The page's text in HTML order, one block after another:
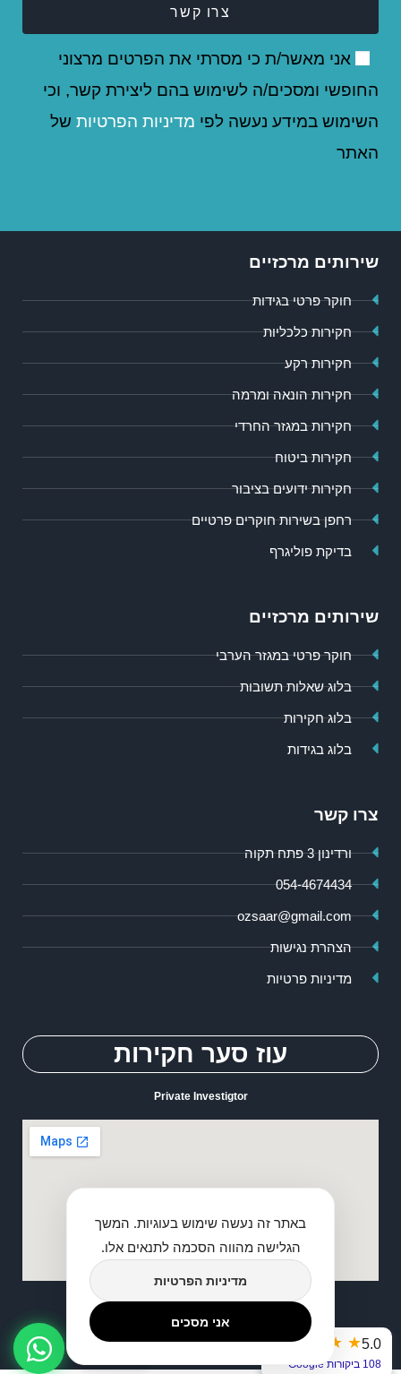
אני מאשר/ת כי מסרתי את הפרטים מרצוני
החופשי ומסכים/ה לשימוש בהם ליצירת קשר, וכי
השימוש במידע נעשה לפי מדיניות הפרטיות של
האתר
צרו קשר
שירותים מרכזיים
חוקר פרטי בגידות
חקירות כלכליות
חקירות רקע
חקירות הונאה ומרמה
חקירות במגזר החרדי
חקירות ביטוח
חקירות ידועים בציבור
רחפן בשירות חוקרים פרטיים
בדיקת פוליגרף
שירותים מרכזיים
חוקר פרטי במגזר הערבי
בלוג שאלות תשובות
בלוג חקירות
בלוג בגידות
צרו קשר
ורדינון 3 פתח תקוה
054-4674434
ozsaar@gmail.com
הצהרת נגישות
מדיניות פרטיות
עוז סער חקירות
Private Investigtor
2026 © כל הזכיות שמורות לעוז סער חוקר פרטי
5.0
★
★
★
★
108 ביקורות Google
באתר זה נעשה שימוש בעוגיות. המשך
הגלישה מהווה הסכמה לתנאים אלו.
מדיניות הפרטיות
אני מסכים